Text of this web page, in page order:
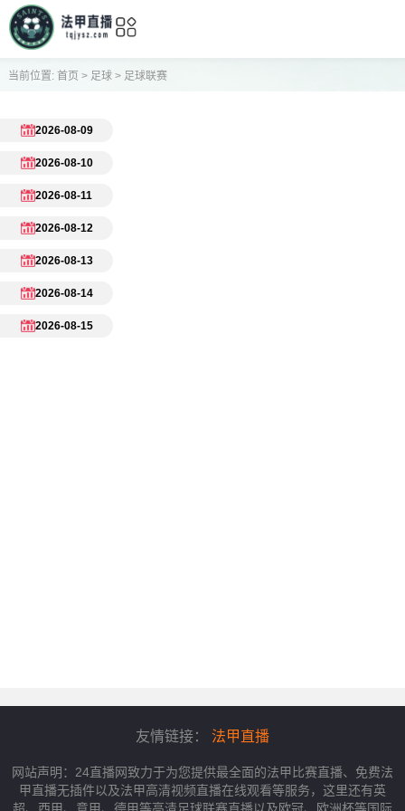
当前位置: 首页 > 足球> 足球联赛
2026-08-09
2026-08-10
2026-08-11
2026-08-12
2026-08-13
2026-08-14
2026-08-15
友情链接： 法甲直播
网站声明：24直播网致力于为您提供最全面的法甲比赛直播、免费法
甲直播无插件以及法甲高清视频直播在线观看等服务，这里还有英